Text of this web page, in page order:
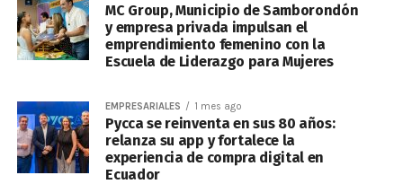
MC Group, Municipio de Samborondón
y empresa privada impulsan el
emprendimiento femenino con la
Escuela de Liderazgo para Mujeres
EMPRESARIALES 1 mes ago
Pycca se reinventa en sus 80 años:
relanza su app y fortalece la
experiencia de compra digital en
Ecuador